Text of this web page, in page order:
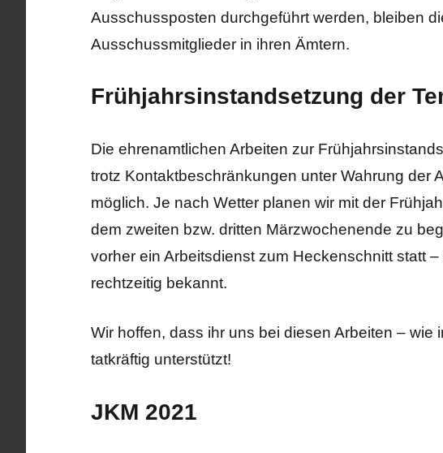
Ausschussposten durchgeführt werden, bleiben
Ausschussmitglieder in ihren Ämtern.
Frühjahrsinstandsetzung der
Die ehrenamtlichen Arbeiten zur
trotz Kontaktbeschränkungen unter Wahrung der
möglich. Je nach Wetter planen wir mit der
dem zweiten bzw. dritten Märzwochenende zu
vorher ein Arbeitsdienst zum Heckenschnitt statt
rechtzeitig bekannt.
Wir hoffen, dass ihr uns bei diesen Arbeiten – wie
tatkräftig unterstützt!
JKM 2021